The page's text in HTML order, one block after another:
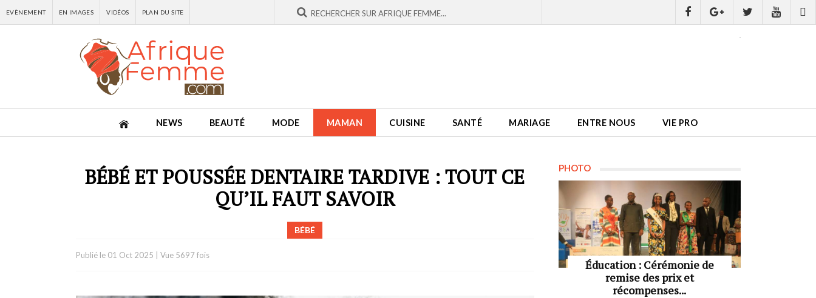
EVÈNEMENT EN IMAGES VIDÉOS PLAN DU SITE
NEWS BEAUTÉ MODE MAMAN CUISINE SANTÉ MARIAGE ENTRE NOUS VIE PRO
BÉBÉ ET POUSSÉE DENTAIRE TARDIVE : TOUT CE
QU’IL FAUT SAVOIR
BÉBÉ
Publié le 01 Oct 2025 Vue 5697 fois
PHOTO
Éducation : Cérémonie de
remise des prix et
récompenses...